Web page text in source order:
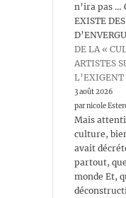
n’ira pas …
EXISTE
DE LA «
ARTISTES
L’EXIGENT
3 août 2026
par nicole
Mais
culture,
avait
partout,
monde Et,